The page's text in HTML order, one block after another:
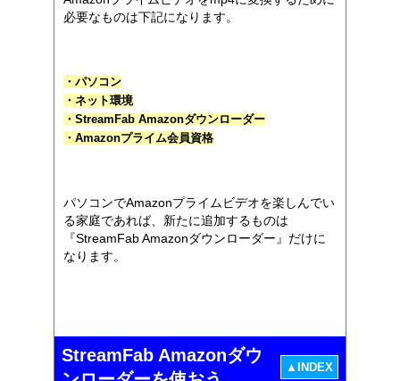
必要なものは下記になります。
・パソコン
・ネット環境
・StreamFab Amazonダウンローダー
・Amazonプライム会員資格
パソコンでAmazonプライムビデオを楽しんでい
る家庭であれば、新たに追加するものは
『StreamFab Amazonダウンローダー』だけに
なります。
StreamFab Amazonダウ
▲INDEX